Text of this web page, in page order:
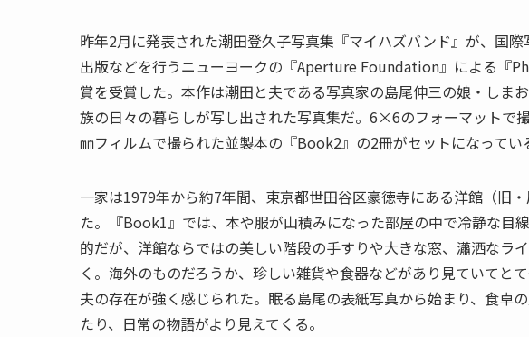
昨年2月に発表された潮田登久子写真集『マイハズバンド』が、国
出版などを行うニューヨークの『Aperture Foundation』による『
賞を受賞した。本作は潮田と夫である写真家の島尾伸三の娘・しま
族の日々の暮らしが写し出された写真集だ。6×6のフォーマットで
㎜フィルムで撮られた並製本の『Book2』の2冊がセットになってい
一家は1979年から約7年間、東京都世田谷区豪徳寺にある洋館（旧
た。『Book1』では、本や服が山積みになった部屋の中で冷静な目
的だが、洋館ならではの美しい階段の手すりや大きな窓、瀟洒なラ
く。海外のものだろうか、珍しい雑貨や食器などがあり見ていてと
夫の存在が強く感じられた。眠る島尾の表紙写真から始まり、食卓
たり、日常の物語がより見えてくる。